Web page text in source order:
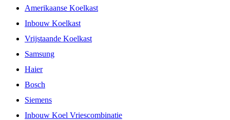
Amerikaanse Koelkast
Inbouw Koelkast
Vrijstaande Koelkast
Samsung
Haier
Bosch
Siemens
Inbouw Koel Vriescombinatie